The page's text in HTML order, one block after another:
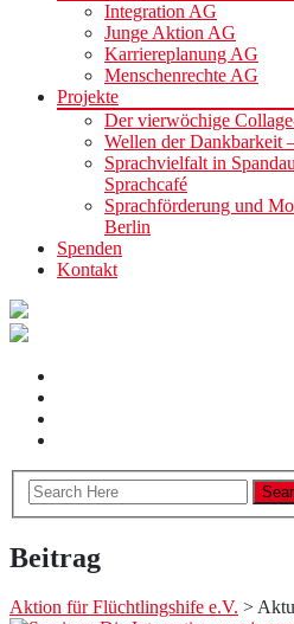
Integration AG
Junge Aktion AG
Karriereplanung AG
Menschenrechte AG
Projekte
Der vierwöchige
Wellen der Dankbarkeit
Sprachvielfalt in
Sprachcafé
Sprachförderung und
Berlin
Spenden
Kontakt
Beitrag
Aktion für Flüchtlingshife e.V. >